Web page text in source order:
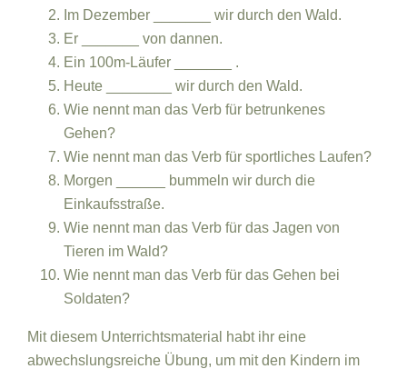
Im Dezember _______ wir durch den Wald.
Er _______ von dannen.
Ein 100m-Läufer _______ .
Heute ________ wir durch den Wald.
Wie nennt man das Verb für betrunkenes
Gehen?
Wie nennt man das Verb für sportliches Laufen?
Morgen ______ bummeln wir durch die
Einkaufsstraße.
Wie nennt man das Verb für das Jagen von
Tieren im Wald?
Wie nennt man das Verb für das Gehen bei
Soldaten?
Mit diesem Unterrichtsmaterial habt ihr eine
abwechslungsreiche Übung, um mit den Kindern im